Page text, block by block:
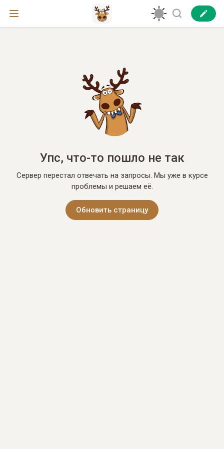
Упс, что-то пошло не так
Сервер перестал отвечать на запросы. Мы уже в курсе
проблемы и решаем её.
Обновить страницу